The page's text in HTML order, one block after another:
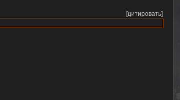
[цитировать]